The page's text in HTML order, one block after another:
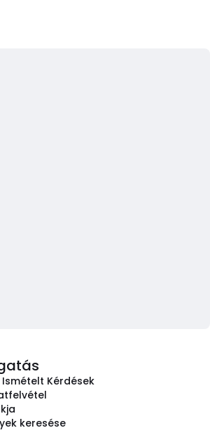
Kérdések
keresése